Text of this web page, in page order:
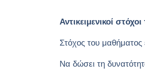
Αντικειμενικοί
Στόχος του μαθήματος
Να δώσει τη